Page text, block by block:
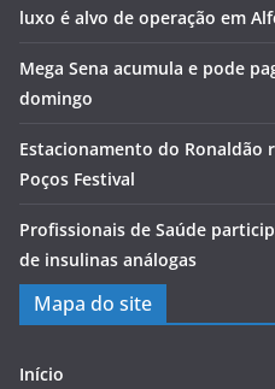
luxo é alvo de operação em
Mega Sena acumula e pode
domingo
Estacionamento do Ronaldão
Poços Festival
Profissionais de Saúde
de insulinas análogas
Mapa do site
Início